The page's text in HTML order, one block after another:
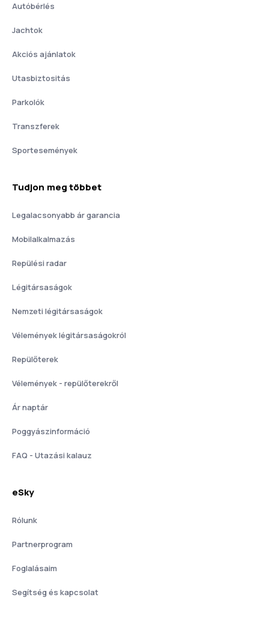
Autóbérlés
Jachtok
Akciós ajánlatok
Utasbiztositás
Parkolók
Transzferek
Sportesemények
Tudjon meg többet
Legalacsonyabb ár garancia
Mobilalkalmazás
Repülési radar
Légitársaságok
Nemzeti légitársaságok
Vélemények légitársaságokról
Repülőterek
Vélemények - repülőterekről
Ár naptár
Poggyászinformáció
FAQ - Utazási kalauz
eSky
Rólunk
Partnerprogram
Foglalásaim
Segítség és kapcsolat